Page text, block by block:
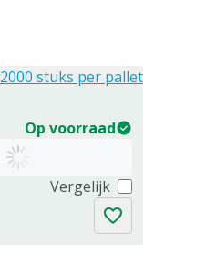
Op voorraad
Vergelijk
2000 stuks per pallet